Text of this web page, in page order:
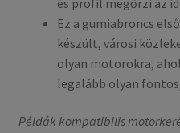
Ez a gumiabroncs
készült, városi
olyan motorokra,
legalább olyan
Példák kompatibilis